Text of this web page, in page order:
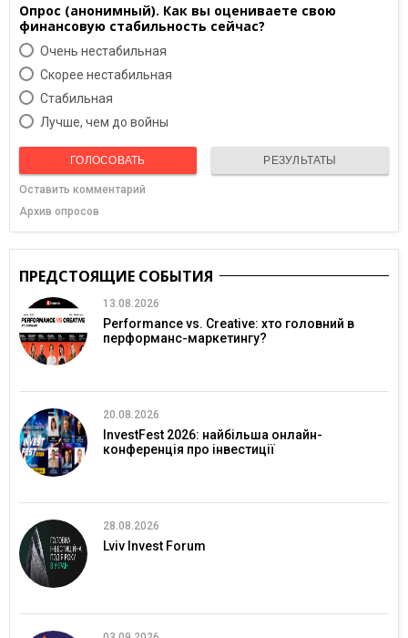
Опрос (анонимный). Как вы оцениваете свою
финансовую стабильность сейчас?
Очень нестабильная
Скорее нестабильная
Cтабильная
Лучше, чем до войны
ГОЛОСОВАТЬ РЕЗУЛЬТАТЫ
Оставить комментарий
Архив опросов
ПРЕДСТОЯЩИЕ СОБЫТИЯ
13.08.2026
Performance vs. Creative: хто головний в
перформанс-маркетингу?
20.08.2026
InvestFest 2026: найбільша онлайн-
конференція про інвестиції
28.08.2026
Lviv Invest Forum